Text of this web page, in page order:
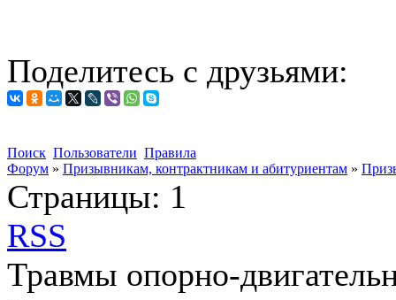
Поделитесь с друзьями:
Поиск Пользователи Правила
Форум » Призывникам, контрактникам и абитуриентам »
Страницы: 1
RSS
Травмы опорно-